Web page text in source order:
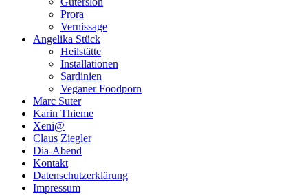
Prora
Vernissage
Angelika Stück
Heilstätte
Installationen
Sardinien
Veganer Foodporn
Marc Suter
Karin Thieme
Xeni@
Claus Ziegler
Dia-Abend
Kontakt
Datenschutzerklärung
Impressum